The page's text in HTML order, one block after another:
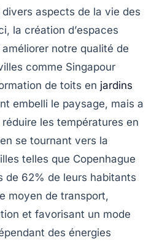
aspects de la vie des
la création d’espaces
notre qualité de
comme Singapour
de toits en jardins
embelli le paysage, mais a
les températures en
se tournant vers la
telles que Copenhague
de 62% de leurs habitants
moyen de transport,
et favorisant un mode
des énergies